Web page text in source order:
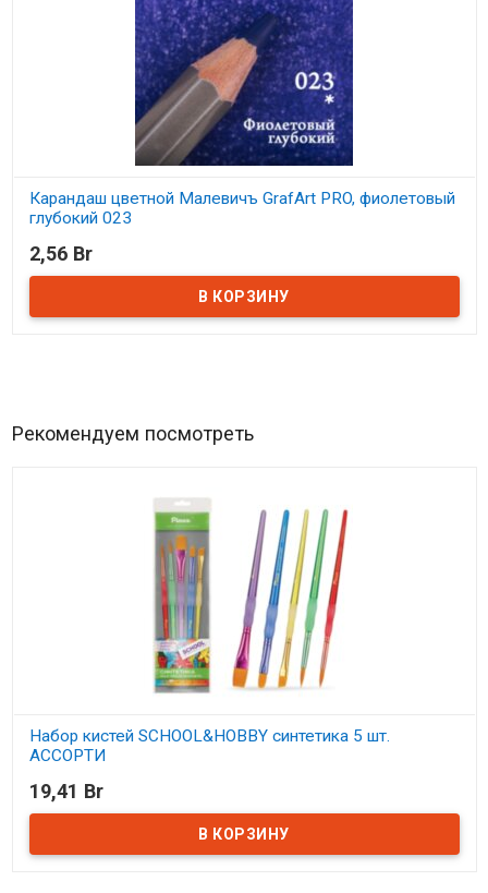
Карандаш цветной Малевичъ GrafArt PRO, фиолетовый
глубокий 023
В наличии
2,56 Br
Рекомендуем посмотреть
Набор кистей SCHOOL&HOBBY синтетика 5 шт.
АССОРТИ
В наличии
19,41 Br